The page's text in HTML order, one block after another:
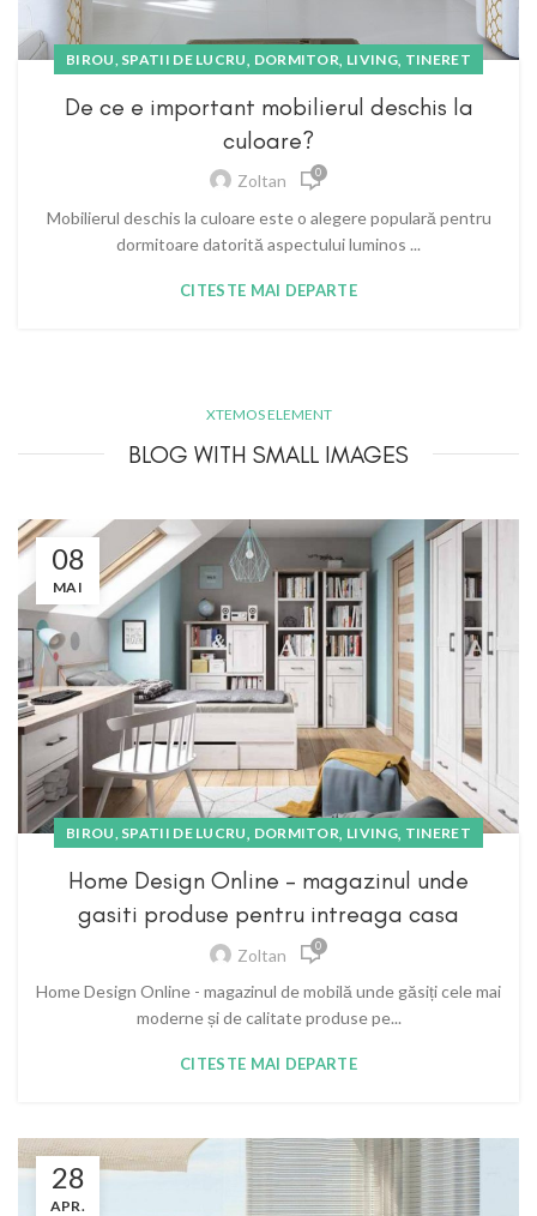
BIROU, SPATII DE LUCRU, DORMITOR, LIVING, TINERET
De ce e important mobilierul deschis la
culoare?
Zoltan 0
Mobilierul deschis la culoare este o alegere populară pentru
dormitoare datorită aspectului luminos ...
CITESTE MAI DEPARTE
XTEMOS ELEMENT
BLOG WITH SMALL IMAGES
08
MAI
BIROU, SPATII DE LUCRU, DORMITOR, LIVING, TINERET
Home Design Online – magazinul unde
gasiti produse pentru intreaga casa
Zoltan 0
Home Design Online - magazinul de mobilă unde găsiți cele mai
moderne și de calitate produse pe...
CITESTE MAI DEPARTE
28
APR.